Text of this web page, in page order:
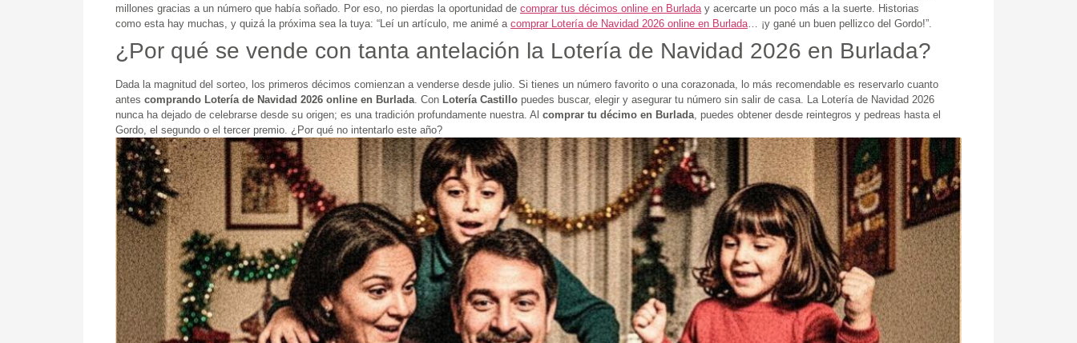
millones gracias a un número que había soñado. Por eso, no pierdas la oportunidad de comprar tus décimos online en Burlada y acercarte un poco más a la suerte. Historias
como esta hay muchas, y quizá la próxima sea la tuya: “Leí un artículo, me animé a comprar Lotería de Navidad 2026 online en Burlada … ¡y gané un buen pellizco del Gordo!”.
¿Por qué se vende con tanta antelación la Lotería de Navidad 2026 en Burlada?
Dada la magnitud del sorteo, los primeros décimos comienzan a venderse desde julio. Si tienes un número favorito o una corazonada, lo más recomendable es reservarlo cuanto
antes comprando Lotería de Navidad 2026 online en Burlada . Con Lotería Castillo puedes buscar, elegir y asegurar tu número sin salir de casa. La Lotería de Navidad 2026
nunca ha dejado de celebrarse desde su origen; es una tradición profundamente nuestra. Al comprar tu décimo en Burlada , puedes obtener desde reintegros y pedreas hasta el
Gordo, el segundo o el tercer premio. ¿Por qué no intentarlo este año?